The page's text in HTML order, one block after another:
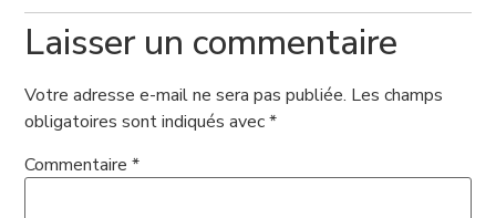
Laisser un commentaire
Votre adresse e-mail ne sera pas publiée. Les champs
obligatoires sont indiqués avec*
Commentaire *